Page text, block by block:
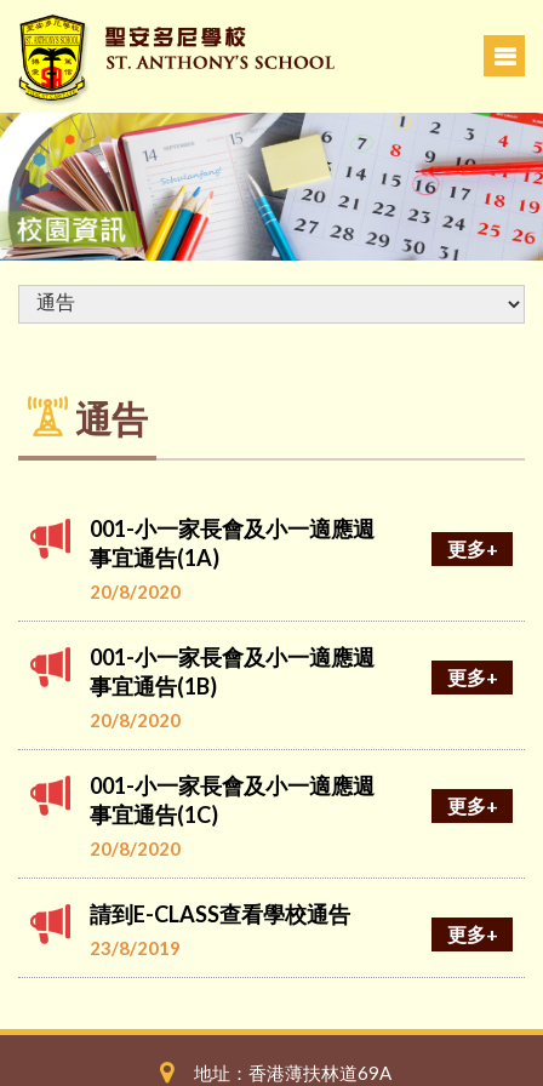
通告
001-小一家長會及小一適應週
事宜通告(1A)
20/8/2020
更多+
001-小一家長會及小一適應週
事宜通告(1B)
20/8/2020
更多+
001-小一家長會及小一適應週
事宜通告(1C)
20/8/2020
更多+
請到E-CLASS查看學校通告
23/8/2019
更多+
地址：香港薄扶林道69A